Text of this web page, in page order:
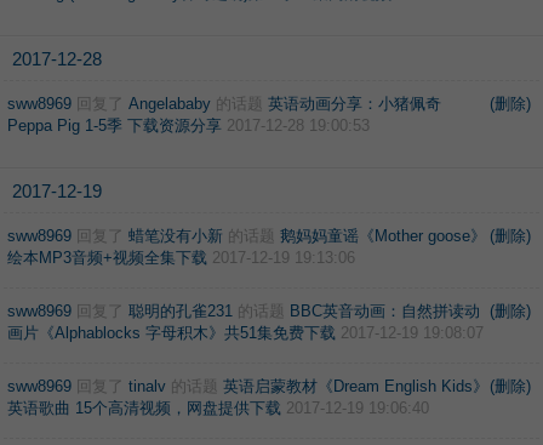
2017-12-28
(删除)
sww8969 回复了 Angelababy 的话题 英语动画分享：小猪佩奇
Peppa Pig 1-5季 下载资源分享 2017-12-28 19:00:53
2017-12-19
(删除)
sww8969 回复了 蜡笔没有小新 的话题 鹅妈妈童谣《Mother goose》
绘本MP3音频+视频全集下载 2017-12-19 19:13:06
(删除)
sww8969 回复了 聪明的孔雀231 的话题
BBC英音动画：自然拼读动
画片《Alphablocks 字母积木》共51集免费下载 2017-12-19 19:08:07
(删除)
sww8969 回复了 tinalv 的话题 英语启蒙教材《Dream English Kids》
英语歌曲 15个高清视频，网盘提供下载 2017-12-19 19:06:40